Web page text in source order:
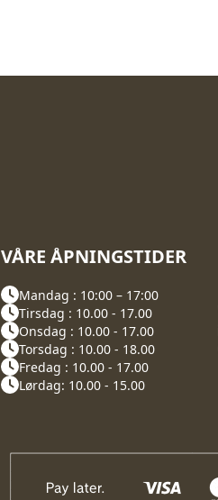
VÅRE ÅPNINGSTIDER
Mandag : 10:00 – 17:00
Tirsdag : 10.00 - 17.00
Onsdag : 10.00 - 17.00
Torsdag : 10.00 - 18.00
Fredag : 10.00 - 17.00
Lørdag: 10.00 - 15.00